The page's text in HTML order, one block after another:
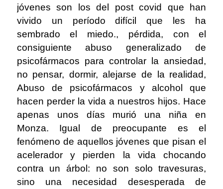
jóvenes son los del post covid que han
vivido un período difícil que les ha
sembrado el miedo., pérdida, con el
consiguiente abuso generalizado de
psicofármacos para controlar la ansiedad,
no pensar, dormir, alejarse de la realidad,
Abuso de psicofármacos y alcohol que
hacen perder la vida a nuestros hijos. Hace
apenas unos días murió una niña en
Monza. Igual de preocupante es el
fenómeno de aquellos jóvenes que pisan el
acelerador y pierden la vida chocando
contra un árbol: no son solo travesuras,
sino una necesidad desesperada de